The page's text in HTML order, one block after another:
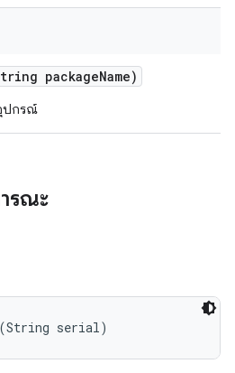
packageName)
ปกรณ์
รณะ
(String serial)